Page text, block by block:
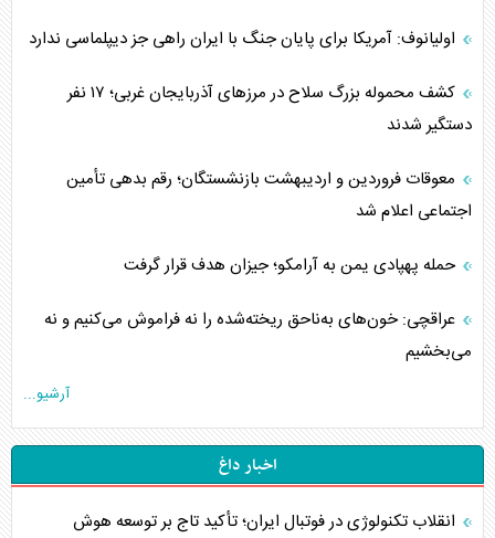
اولیانوف: آمریکا برای پایان جنگ با ایران راهی جز دیپلماسی ندارد
کشف محموله بزرگ سلاح در مرزهای آذربایجان غربی؛ ۱۷ نفر
دستگیر شدند
معوقات فروردین و اردیبهشت بازنشستگان؛ رقم بدهی تأمین
اجتماعی اعلام شد
حمله پهپادی یمن به آرامکو؛ جیزان هدف قرار گرفت
عراقچی: خون‌های به‌ناحق ریخته‌شده را نه فراموش می‌کنیم و نه
می‌بخشیم
آرشیو...
اخبار داغ
انقلاب تکنولوژی در فوتبال ایران؛ تأکید تاج بر توسعه هوش